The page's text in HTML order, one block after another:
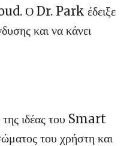
Ο Dr. Park έδειξε
και να κάνει
της ιδέας του Smart
του χρήστη και